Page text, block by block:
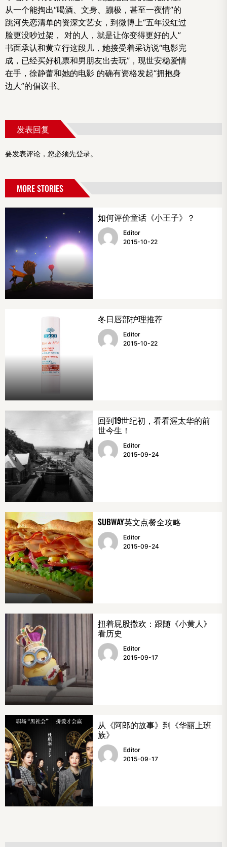
从一个能掏出“喝酒、文身、蹦极，甚至一夜情”的
跳河失恋清单的资深文艺女，到微博上“五年没红过
脸更没吵过架， 对的人，就是让你变得更好的人”
书面承认和黄立行这段儿，她接受着采访说“电影完
成，已经买好机票和男朋友出去玩”，现世安稳爱情
在手，徐静蕾和她的电影 的确有资格发起“拥抱身
边人”的倡议书。
发表回复
要发表评论，您必须先登录。
MORE STORIES
如何评价童话《小王子》？
Editor
2015-10-22
冬日唇部护理推荐
Editor
2015-10-22
回到19世纪初，看看渥太华的前
世今生！
Editor
2015-09-24
SUBWAY英文点餐全攻略
Editor
2015-09-24
扭着屁股撒欢：跟随《小黄人》
看历史
Editor
2015-09-17
从《阿郎的故事》到《华丽上班
族》
Editor
2015-09-17